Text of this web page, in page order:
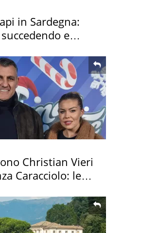
in Sardegna:
e
Christian Vieri
Caracciolo: le